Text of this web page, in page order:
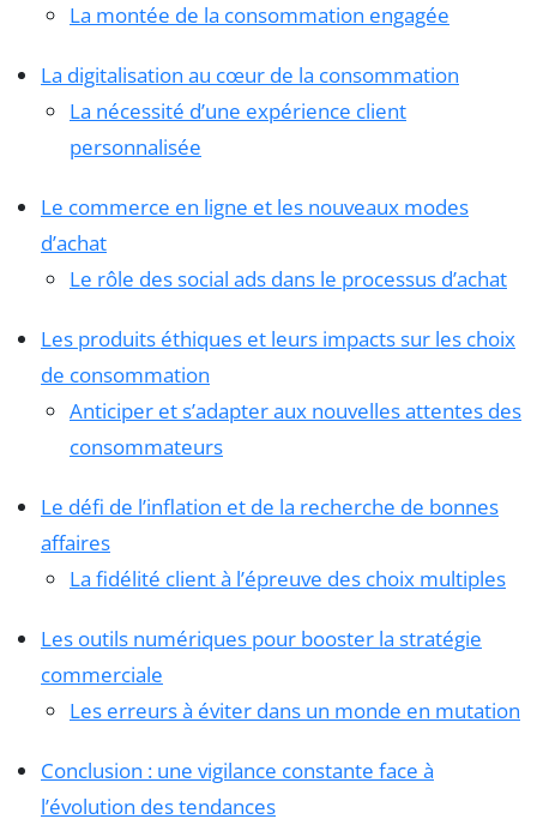
La montée de la consommation engagée
La digitalisation au cœur de la consommation
La nécessité d’une expérience client
personnalisée
Le commerce en ligne et les nouveaux modes
d’achat
Le rôle des social ads dans le processus d’achat
Les produits éthiques et leurs impacts sur les choix
de consommation
Anticiper et s’adapter aux nouvelles attentes des
consommateurs
Le défi de l’inflation et de la recherche de bonnes
affaires
La fidélité client à l’épreuve des choix multiples
Les outils numériques pour booster la stratégie
commerciale
Les erreurs à éviter dans un monde en mutation
Conclusion : une vigilance constante face à
l’évolution des tendances